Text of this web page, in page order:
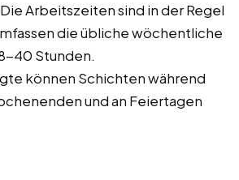
Die Arbeitszeiten sind in der Regel
die übliche wöchentliche
40 Stunden.
können Schichten während
und an Feiertagen